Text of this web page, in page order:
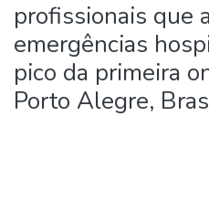
Sobre o RI-UFCSPA
FAQ
Ajuda
profissionais que
emergências
pico da primeira
Porto Alegre,